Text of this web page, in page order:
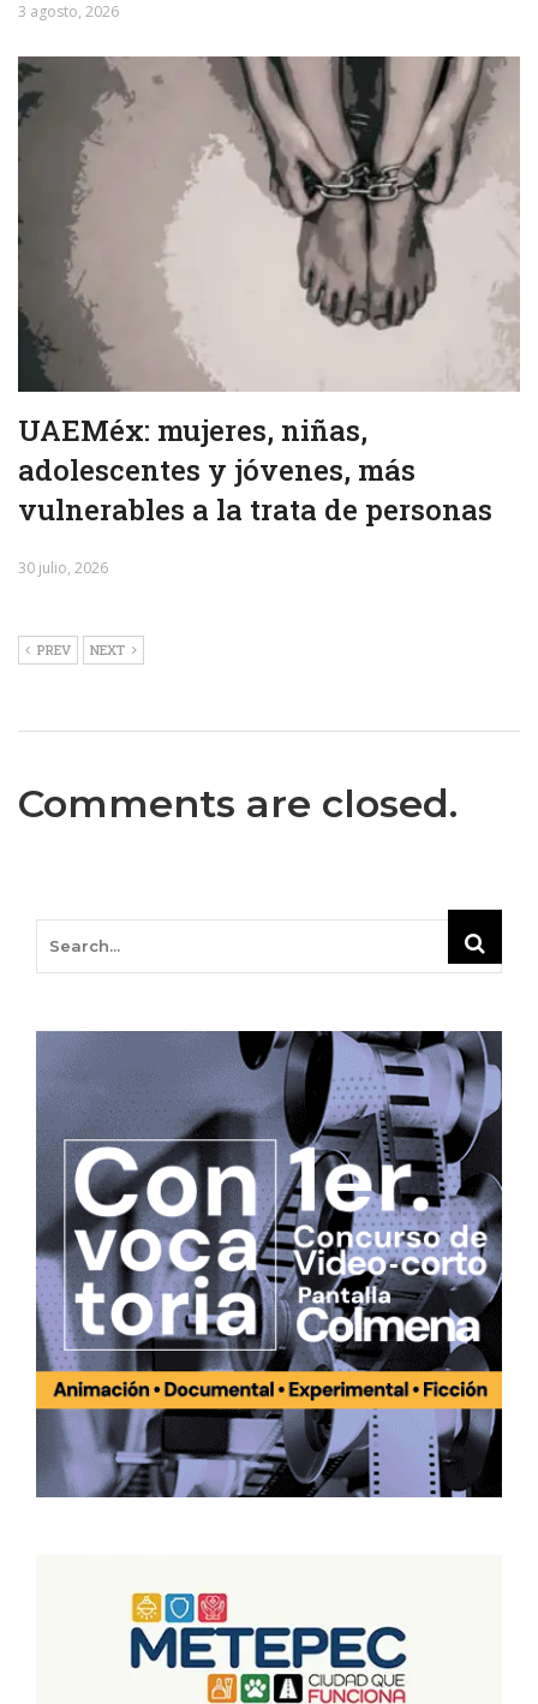
3 agosto, 2026
UAEMéx: mujeres, niñas,
adolescentes y jóvenes, más
vulnerables a la trata de personas
30 julio, 2026
PREV NEXT
Comments are closed.